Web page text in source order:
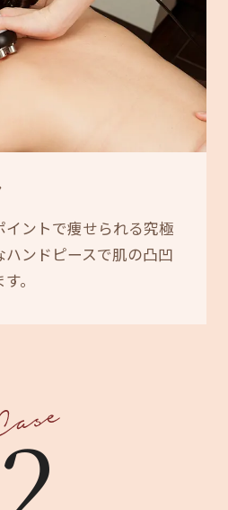
ントで痩せられる究極
ンドピースで肌の凸凹
。